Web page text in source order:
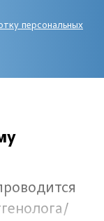
персональных